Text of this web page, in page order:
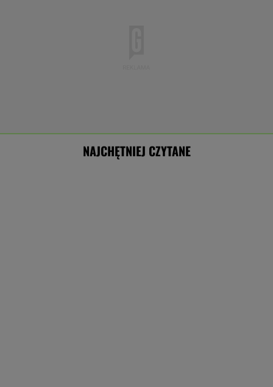
NAJCHĘTNIEJ CZYTANE